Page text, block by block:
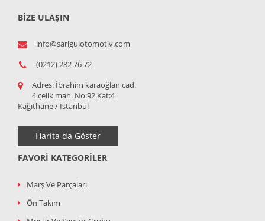
BİZE ULAŞIN
info@sarigulotomotiv.com
(0212) 282 76 72
Adres: İbrahim karaoğlan cad.
4.çelik mah. No:92 Kat:4
Kağıthane / İstanbul
Harita da Göster
FAVORI KATEGORILER
Marş Ve Parçaları
Ön Takım